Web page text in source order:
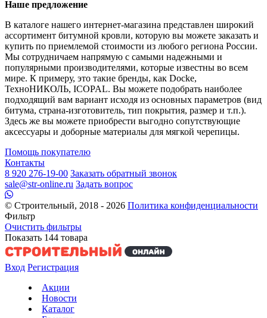
Наше предложение
В каталоге нашего интернет-магазина представлен широкий
ассортимент битумной кровли, которую вы можете заказать и
купить по приемлемой стоимости из любого региона России.
Мы сотрудничаем напрямую с самыми надежными и
популярными производителями, которые известны во всем
мире. К примеру, это такие бренды, как Docke,
ТехноНИКОЛЬ, ICOPAL. Вы можете подобрать наиболее
подходящий вам вариант исходя из основных параметров (вид
битума, страна-изготовитель, тип покрытия, размер и т.п.).
Здесь же вы можете приобрести выгодно сопутствующие
аксессуары и доборные материалы для мягкой черепицы.
Помощь покупателю
Контакты
8 920 276-19-00 Заказать обратный звонок
sale@str-online.ru Задать вопрос
© Строительный, 2018 - 2026 Политика конфиденциальности
Фильтр
Очистить фильтры
Показать 144 товара
Вход Регистрация
Акции
Новости
Каталог